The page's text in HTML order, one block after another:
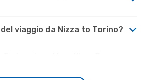
viaggio da Nizza to Torino?